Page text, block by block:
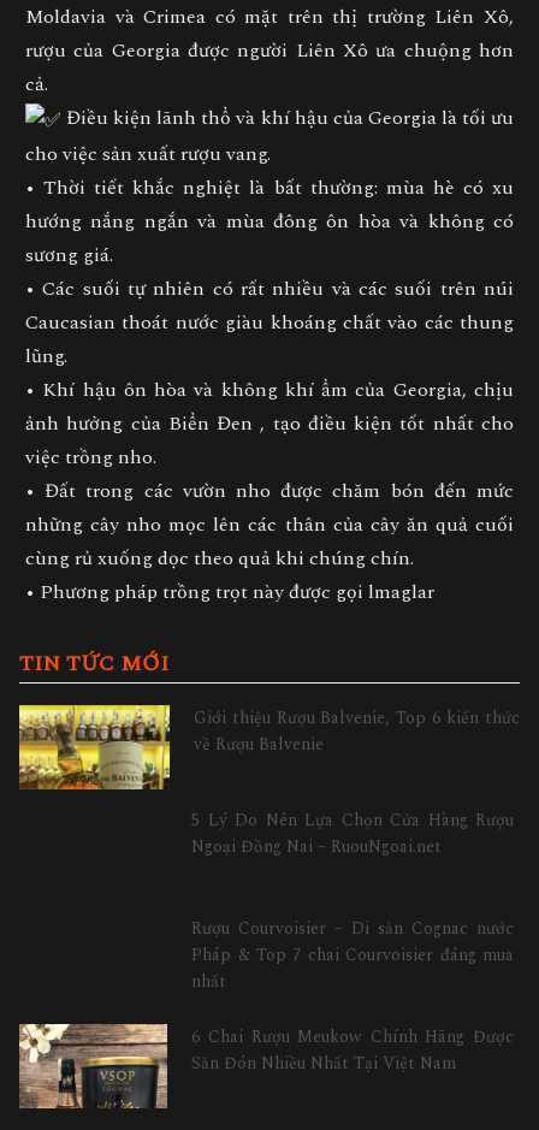
Moldavia và Crimea có mặt trên thị trường Liên Xô,
rượu của Georgia được người Liên Xô ưa chuộng hơn
cả.
Điều kiện lãnh thổ và khí hậu của Georgia là tối ưu
cho việc sản xuất rượu vang.
• Thời tiết khắc nghiệt là bất thường: mùa hè có xu
hướng nắng ngắn và mùa đông ôn hòa và không có
sương giá.
• Các suối tự nhiên có rất nhiều và các suối trên núi
Caucasian thoát nước giàu khoáng chất vào các thung
lũng.
• Khí hậu ôn hòa và không khí ẩm của Georgia, chịu
ảnh hưởng của Biển Đen , tạo điều kiện tốt nhất cho
việc trồng nho.
• Đất trong các vườn nho được chăm bón đến mức
những cây nho mọc lên các thân của cây ăn quả cuối
cùng rủ xuống dọc theo quả khi chúng chín.
• Phương pháp trồng trọt này được gọi lmaglar
TIN TỨC MỚI
Giới thiệu Rượu Balvenie, Top 6 kiến thức
về Rượu Balvenie
5 Lý Do Nên Lựa Chọn Cửa Hàng Rượu
Ngoại Đồng Nai – RuouNgoai.net
Rượu Courvoisier – Di sản Cognac nước
Pháp & Top 7 chai Courvoisier đáng mua
nhất
6 Chai Rượu Meukow Chính Hãng Được
Săn Đón Nhiều Nhất Tại Việt Nam